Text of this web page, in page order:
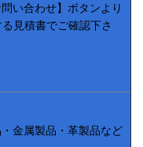
い合わせ】ボタンより
見積書でご確認下さ
金属製品・革製品など